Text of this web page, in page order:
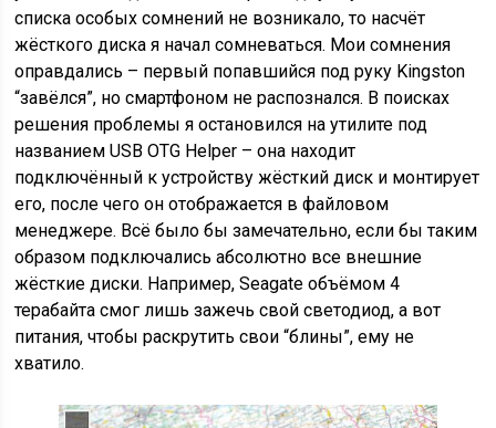
списка особых сомнений не возникало, то насчёт
жёсткого диска я начал сомневаться. Мои сомнения
оправдались – первый попавшийся под руку Kingston
“завёлся”, но смартфоном не распознался. В поисках
решения проблемы я остановился на утилите под
названием USB OTG Helper – она находит
подключённый к устройству жёсткий диск и монтирует
его, после чего он отображается в файловом
менеджере. Всё было бы замечательно, если бы таким
образом подключались абсолютно все внешние
жёсткие диски. Например, Seagate объёмом 4
терабайта смог лишь зажечь свой светодиод, а вот
питания, чтобы раскрутить свои “блины”, ему не
хватило.